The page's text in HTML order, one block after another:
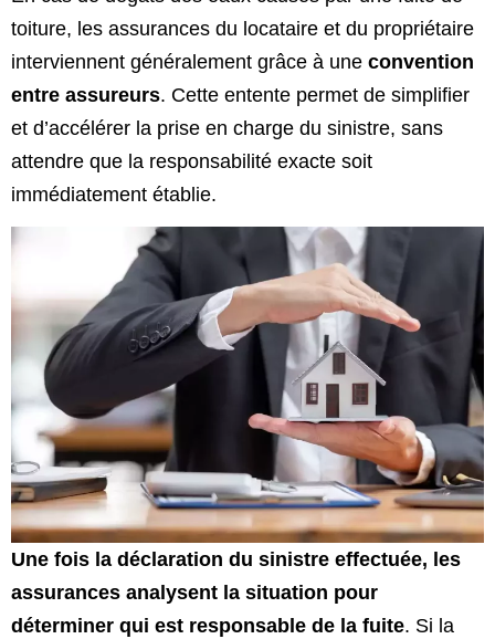
toiture, les assurances du locataire et du propriétaire
interviennent généralement grâce à une convention
entre assureurs. Cette entente permet de simplifier
et d’accélérer la prise en charge du sinistre, sans
attendre que la responsabilité exacte soit
immédiatement établie.
Une fois la déclaration du sinistre effectuée, les
assurances analysent la situation pour
déterminer qui est responsable de la fuite. Si la